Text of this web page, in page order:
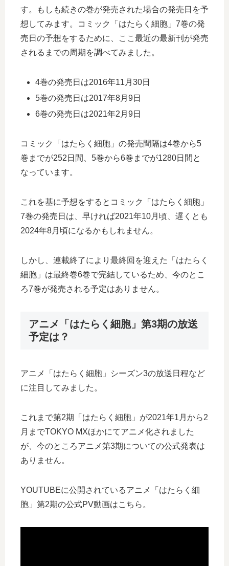
す。もしも続きの巻が発売された場合の発売日を予
想してみます。コミック「はたらく細胞」7巻の発
売日の予想をするために、ここ最近の最新刊が発売
されるまでの周期を調べてみました。
4巻の発売日は2016年11月30日
5巻の発売日は2017年8月9日
6巻の発売日は2021年2月9日
コミック「はたらく細胞」の発売間隔は4巻から5
巻までが252日間、5巻から6巻までが1280日間と
なっています。
これを基に予想をするとコミック「はたらく細胞」
7巻の発売日は、早ければ2021年10月頃、遅くとも
2024年8月頃になるかもしれません。
しかし、連載終了により最終回を迎えた「はたらく
細胞」は最終巻6巻で完結しているため、今のとこ
ろ7巻が発売される予定はありません。
アニメ「はたらく細胞」第3期の放送
予定は？
アニメ「はたらく細胞」シーズン3の放送日程など
に注目してみました。
これまで第2期「はたらく細胞」が2021年1月から2
月までTOKYO MXほかにてアニメ化されました
が、今のところアニメ第3期についての公式発表は
ありません。
YOUTUBEに公開されているアニメ「はたらく細
胞」第2期の公式PV動画はこちら。